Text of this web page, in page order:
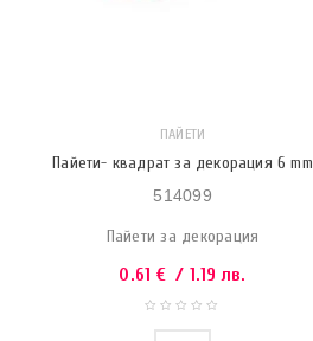
ПАЙЕТИ
Пайети- квадрат за декорация 6 mm
514099
Пайети за декорация
0.61 € / 1.19 лв.